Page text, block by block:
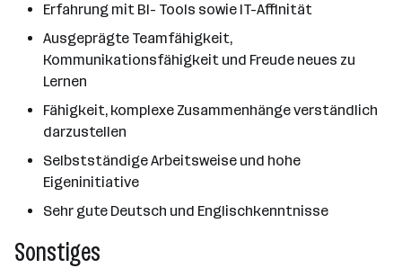
Erfahrung mit BI- Tools sowie IT-Affinität
Ausgeprägte Teamfähigkeit,
Kommunikationsfähigkeit und Freude neues zu
Lernen
Fähigkeit, komplexe Zusammenhänge verständlich
darzustellen
Selbstständige Arbeitsweise und hohe
Eigeninitiative
Sehr gute Deutsch und Englischkenntnisse
Sonstiges